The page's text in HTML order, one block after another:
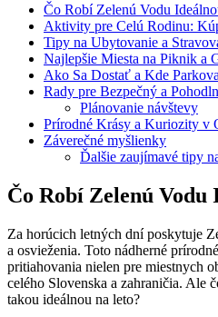
Čo Robí Zelenú Vodu
Aktivity pre Celú Rodinu:
Tipy na Ubytovanie a
Najlepšie Miesta na Piknik a
Ako Sa Dostať a Kde
Rady pre Bezpečný a
Plánovanie návštevy
Prírodné Krásy a Kuriozity v
Záverečné myšlienky
Ďalšie zaujímavé tipy
Čo Robí Zelenú Vodu
Za horúcich letných dní poskytuje
a osvieženia. Toto nádherné
pritiahovania nielen pre miestnych
celého Slovenska a zahraničia. Ale
takou ideálnou na leto?